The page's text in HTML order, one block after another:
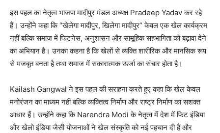
इस पहल का नेतृत्व भाजपा मादीपुर मंडल अध्यक्ष Pradeep Yadav कर रहे
हैं। उन्होंने कहा कि “खेलेगा मादीपुर, खिलेगा मादीपुर” केवल एक खेल कार्यक्रम
नहीं बल्कि समाज में फिटनेस, अनुशासन और सामूहिक सहभागिता को बढ़ावा देने
का अभियान है। उनका कहना है कि खेलों से व्यक्ति शारीरिक और मानसिक रूप
से मजबूत बनता है तथा समाज में सकारात्मक ऊर्जा का संचार होता है।
Kailash Gangwal ने इस पहल की सराहना करते हुए कहा कि खेल केवल
मनोरंजन का माध्यम नहीं बल्कि व्यक्तित्व निर्माण और राष्ट्र निर्माण का सशक्त
आधार हैं। उन्होंने कहा कि Narendra Modi के नेतृत्व में देश में फिट इंडिया
और खेलो इंडिया जैसी योजनाओं ने खेल संस्कृति को नई पहचान दी है और